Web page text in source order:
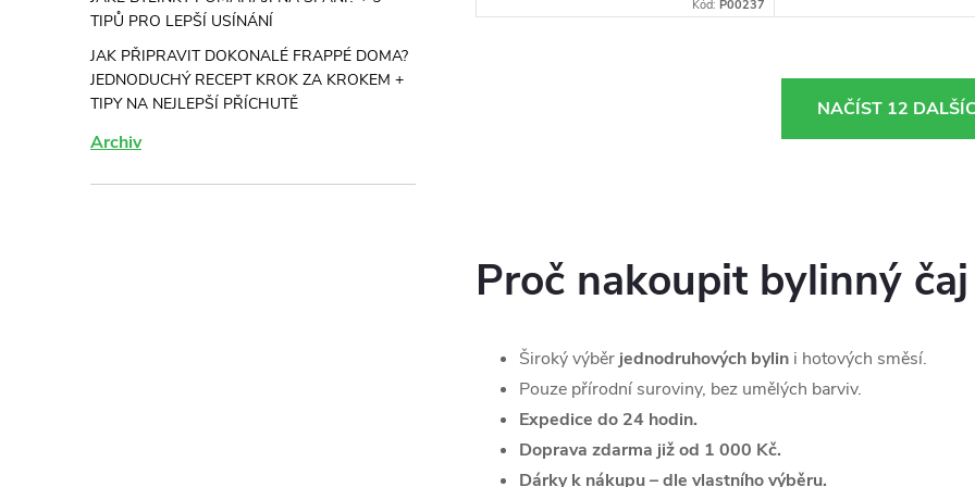
TIPŮ PRO LEPŠÍ USÍNÁNÍ
JAK PŘIPRAVIT DOKONALÉ FRAPPÉ DOMA?
JEDNODUCHÝ RECEPT KROK ZA KROKEM +
TIPY NA NEJLEPŠÍ PŘÍCHUTĚ
Archiv
Kód:P00237
d
NAČÍST 12
Proč nakoupit bylinný
Široký výběr jednodruhových bylin i hotových směsí.
Pouze přírodní suroviny, bez umělých barviv.
Expedice do 24 hodin.
Doprava zdarma již od 1 000 Kč.
Dárky k nákupu – dle vlastního výběru.